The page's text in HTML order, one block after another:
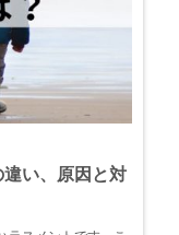
い、原因と対